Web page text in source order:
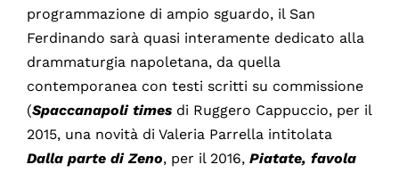
programmazione di ampio sguardo, il San
Ferdinando sarà quasi interamente dedicato alla
drammaturgia napoletana, da quella
contemporanea con testi scritti su commissione
(Spaccanapoli timesdi Ruggero Cappuccio, per il
2015, una novità di Valeria Parrella intitolata
Dalla parte di Zeno, per il 2016, Piatate, favola